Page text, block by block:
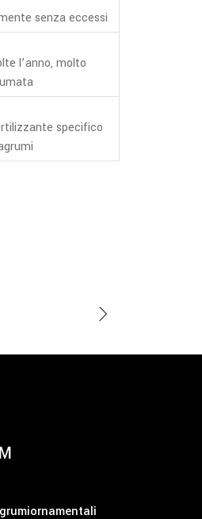
senza eccessi
l’anno, molto
specifico